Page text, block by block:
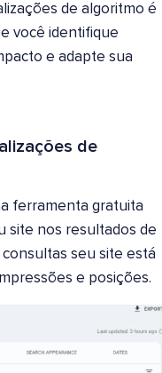
de algoritmo é
você identifique
e adapte sua
de
ferramenta gratuita
site nos resultados de
seu site está
e posições.